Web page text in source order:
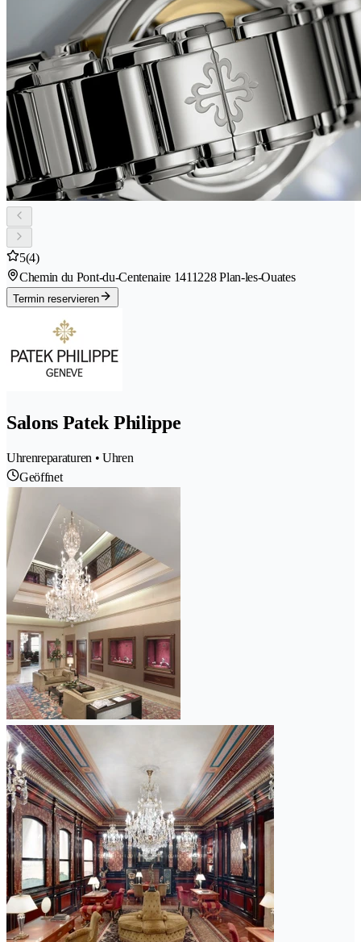
5(4)
Chemin du Pont-du-Centenaire 1411228 Plan-les-Ouates
Termin reservieren
Salons Patek Philippe
Uhrenreparaturen • Uhren
Geöffnet